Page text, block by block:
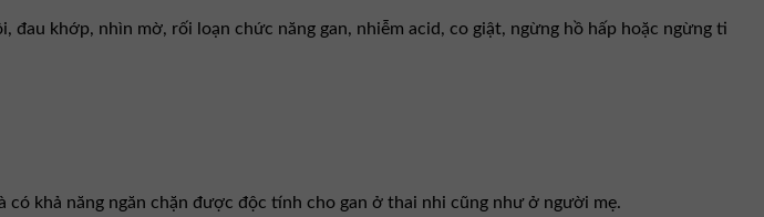
khớp, nhìn mờ, rối loạn chức năng gan, nhiễm acid, co giật, ngừng hồ hấp hoặc ngừng ti
khả năng ngăn chặn được độc tính cho gan ở thai nhi cũng như ở người mẹ.